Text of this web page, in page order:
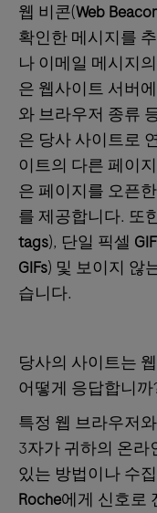
웹 비콘(Web
확인한 메시지를
나 이메일 메시지
은 웹사이트 서버
와 브라우저 종류
은 당사 사이트로
이트의 다른 페이
은 페이지를 오픈
를 제공합니다. 또
tags), 단일 픽셀 GIF
GIFs) 및 보이지 않
습니다.
당사의 사이트는
어떻게 응답합니까
특정 웹 브라우저
3자가 귀하의 온라
있는 방법이나 수
Roche에게 신호로